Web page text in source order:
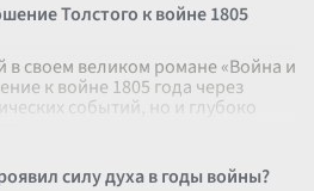
Толстого к войне 1805
в своем великом романе «Война и
к войне 1805 года через
событий, но и глубоко
силу духа в годы войны?